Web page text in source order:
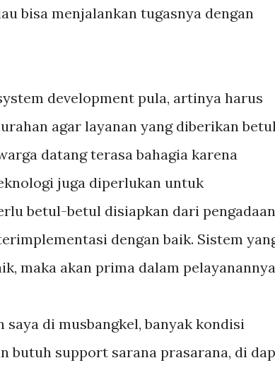
bisa menjalankan tugasnya dengan
development pula, artinya harus
agar layanan yang diberikan
datang terasa bahagia karena
juga diperlukan untuk
betul-betul disiapkan dari pengadaan
dengan baik. Sistem
maka akan prima dalam
di musbangkel, banyak kondisi
butuh support sarana prasarana, di